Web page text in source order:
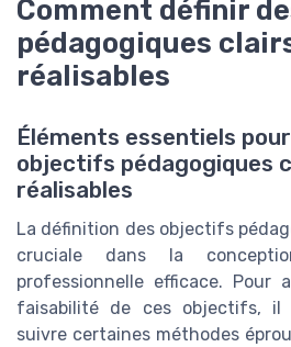
Comment définir
pédagogiques
réalisables
Éléments essentiels
objectifs pédagogiques
réalisables
La définition des objectifs
cruciale dans la
professionnelle efficace. Pour
faisabilité de ces objectifs, il
suivre certaines méthodes